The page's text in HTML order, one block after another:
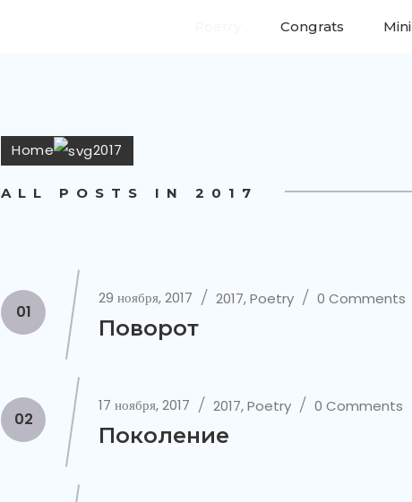
Congrats Mini
Home 2017
ALL POSTS IN 2017
01
29 ноября, 2017 2017,Poetry 0 Comments
Поворот
02
17 ноября, 2017 2017,Poetry 0 Comments
Поколение